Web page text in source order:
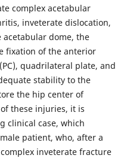
complex acetabular
inveterate dislocation,
dome, the
fixation of the anterior
quadrilateral plate, and
stability to the
the hip center of
these injuries, it is
clinical case, which
patient, who, after a
inveterate fracture